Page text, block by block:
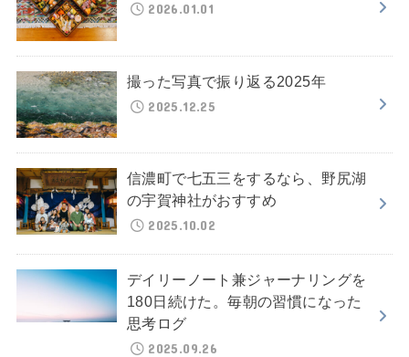
2026.01.01
撮った写真で振り返る2025年
2025.12.25
信濃町で七五三をするなら、野尻湖
の宇賀神社がおすすめ
2025.10.02
デイリーノート兼ジャーナリングを
180日続けた。毎朝の習慣になった
思考ログ
2025.09.26